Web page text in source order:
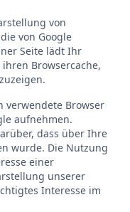
von
von Google
Seite lädt Ihr
Browsercache,
verwendete Browser
aufnehmen.
dass über Ihre
wurde. Die Nutzung
einer
unserer
Interesse im